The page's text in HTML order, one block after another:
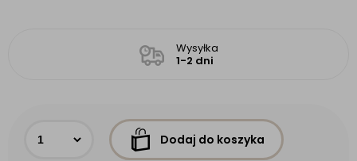
Wysyłka
1-2 dni
Dodaj do koszyka